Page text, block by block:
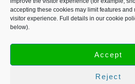
accepting these cookies may limit features and
visitor experience. Full details in our cookie
below).
Accept
Reject
© Copyright 1996-2026
Text och bild är